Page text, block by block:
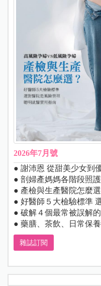
2026年7月號
● 謝沛恩 從甜美少女到
● 剖婦產媽媽各階段照
● 產檢與生產醫院怎麼選
● 好醫師５大檢驗標準
● 破解４個最常被誤解
● 藥膳、茶飲、日常保
雜誌訂閱